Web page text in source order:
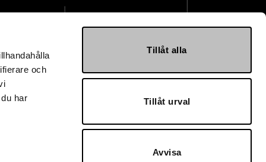
och
har
Tillåt alla
Tillåt urval
Avvisa